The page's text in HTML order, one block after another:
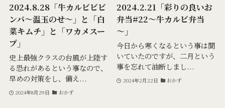
2024.8.28「牛カルビビビ
ンバ～温玉のせ～」と「白
菜キムチ」と「ワカメスー
プ」
史上最強クラスの台風が上陸す
る恐れがあるという事なので、
早めの対策をし、備え...
2024年8月29日 おかず
2024.2.21「彩りの良いお
弁当#22～牛カルビ弁当
～」
今日から寒くなるという事は聞
いていたのですが、二月という
事を忘れて油断しまし...
2024年2月22日 おかず